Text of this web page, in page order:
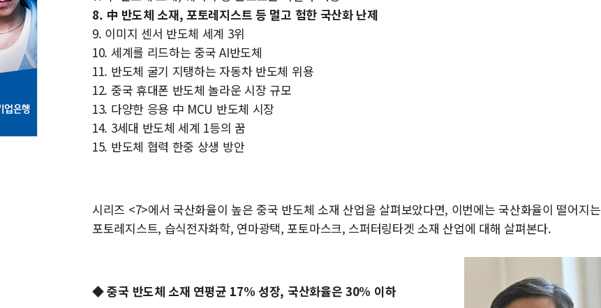
8. 中 반도체 소재, 포토레지스트 등 멀고 험한 국산화 난제
9. 이미지 센서 반도체 세계 3위
10. 세계를 리드하는 중국 AI반도체
11. 반도체 굴기 지탱하는 자동차 반도체 위용
12. 중국 휴대폰 반도체 놀라운 시장 규모
13. 다양한 응용 中 MCU 반도체 시장
14. 3세대 반도체 세계 1등의 꿈
15. 반도체 협력 한중 상생 방안
시리즈 <7>에서 국산화율이 높은 중국 반도체 소재 산업을 살펴보았다면, 이번에는 국산화율이 떨어지는
포토레지스트, 습식전자화학, 연마광택, 포토마스크, 스퍼터링타겟 소재 산업에 대해 살펴본다.
◆ 중국 반도체 소재 연평균 17% 성장, 국산화율은 30% 이하